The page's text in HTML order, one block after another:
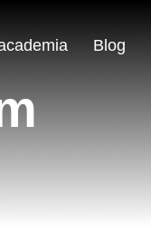
Blog